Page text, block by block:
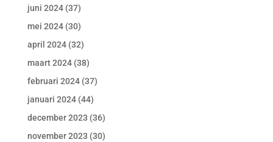
juni 2024(37)
mei 2024(30)
april 2024(32)
maart 2024(38)
februari 2024(37)
januari 2024(44)
december 2023 (36)
november 2023 (30)